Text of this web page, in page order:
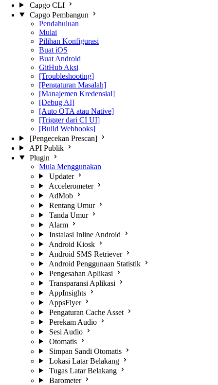
Capgo CLI
Capgo Pembangun
Pendahuluan
Mulai
Pilihan Konfigurasi
Buat iOS
Buat Android
GitHub Aksi
[Troubleshooting]
[Pengaturan Masalah]
[Manajemen Kredensial]
[Debug AI]
[Auto OTA atau Native]
[Trigger dari CI UI]
[Build Webhooks]
[Pengecekan Prescan]
API Publik
Plugin
Mula Menggunakan
Updater
Accelerometer
AdMob
Rentang Umur
Tanda Umur
Alarm
Instalasi Inline Android
Android Kiosk
Android SMS Retriever
Android Penggunaan Statistik
Pengesahan Aplikasi
Transparansi Aplikasi
AppInsights
AppsFlyer
Pengaturan Cache Asset
Perekam Audio
Sesi Audio
Otomatis
Simpan Sandi Otomatis
Lokasi Latar Belakang
Tugas Latar Belakang
Barometer